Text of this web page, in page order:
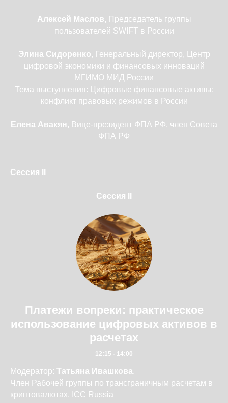
Алексей Маслов, Председатель группы
пользователей SWIFT в России
Элина Сидоренко, Генеральный директор, Центр
цифровой экономики и финансовых инноваций
МГИМО МИД России
Тема выступления: Цифровые финансовые активы:
конфликт правовых режимов в России
Елена Авакян , Вице-президент ФПА РФ, член Совета
ФПА РФ
Сессия II
Сессия II
Платежи вопреки: практическое
использование цифровых активов в
расчетах
12:15 - 14:00
Модератор: Татьяна Ивашкова,
Член Рабочей группы по трансграничным расчетам в
криптовалютах, ICC Russia